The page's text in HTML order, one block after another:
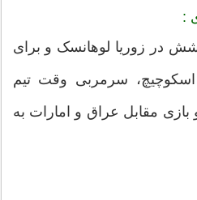
:
در زوریا لوهانسک و برای
اسکوچیچ، سرمربی وقت تیم
بازی مقابل عراق و امارات به